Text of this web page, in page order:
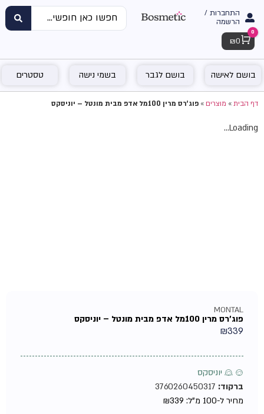
התחברות /
הרשמה
Cart
0
₪ 0
בושם לאישה בושם לגבר בשמי נישה טסטרים
דף הבית»מוצרים»פוג'רס מרין 100מל אדפ מבית מונטל – יוניסקס
Loading...
MONTAL
פוג'רס מרין 100מל אדפ מבית מונטל – יוניסקס
₪339
♂ ♀ יוניסקס
ברקוד:3760260450317
מחיר ל-100 מ"ל:
₪339